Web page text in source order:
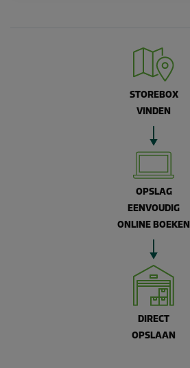
STOREBOX
VINDEN
OPSLAG
EENVOUDIG
ONLINE BOEKEN
DIRECT
OPSLAAN